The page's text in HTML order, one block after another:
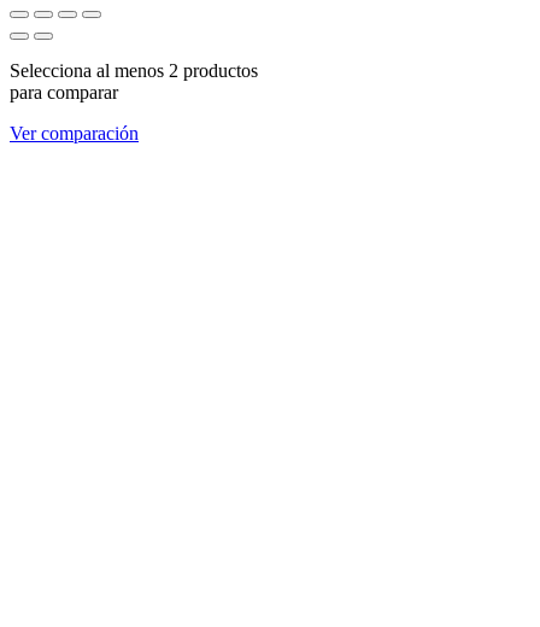
Selecciona al menos 2 productos
para comparar
Ver comparación